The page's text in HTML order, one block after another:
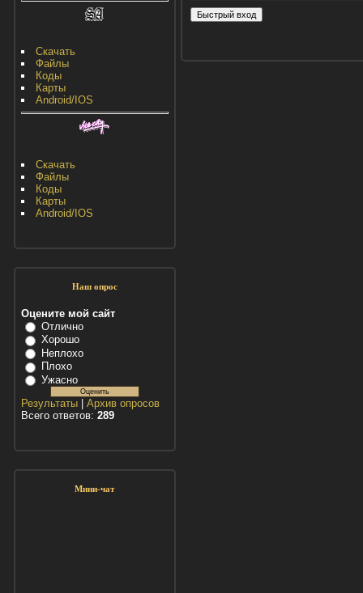
Скачать
Файлы
Коды
Карты
Android/IOS
Скачать
Файлы
Коды
Карты
Android/IOS
Наш опрос
Оцените мой сайт
Отлично
Хорошо
Неплохо
Плохо
Ужасно
Результаты| Архив опросов
Всего ответов: 289
Мини-чат